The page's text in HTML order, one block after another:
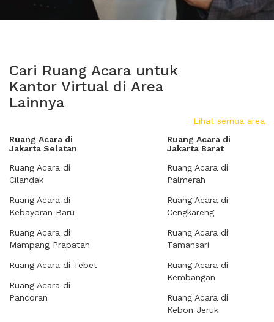
Cari Ruang Acara untuk
Kantor Virtual di Area
Lainnya
Lihat semua area
Ruang Acara di
Jakarta Selatan
Ruang Acara di
Cilandak
Ruang Acara di
Kebayoran Baru
Ruang Acara di
Mampang Prapatan
Ruang Acara di Tebet
Ruang Acara di
Pancoran
Ruang Acara di
Jakarta Barat
Ruang Acara di
Palmerah
Ruang Acara di
Cengkareng
Ruang Acara di
Tamansari
Ruang Acara di
Kembangan
Ruang Acara di
Kebon Jeruk